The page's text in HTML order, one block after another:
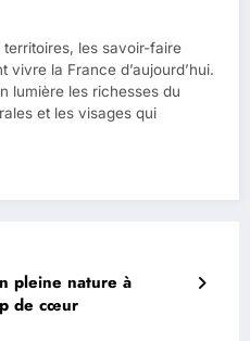
les savoir-faire
la France d’aujourd’hui.
lumière les richesses du
et les visages qui
pleine nature à
de cœur